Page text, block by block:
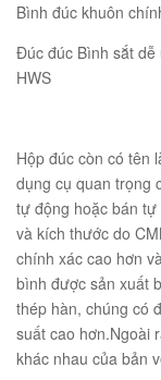
Bình đúc khuôn
Đúc đúc Bình sắt dễ
HWS
Hộp đúc còn có tên
dụng cụ quan trọng
tự động hoặc bán
và kích thước do
chính xác cao hơn
bình được sản xuất
thép hàn, chúng có
suất cao hơn.Ngoài
khác nhau của bản